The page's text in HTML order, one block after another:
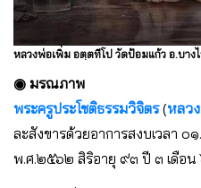
หลวงพ่อเพิ่ม อตฺตทีโป วัดป้อมแก้ว อ.บาง
◉ มรณภาพ
พระครูประโชติธรรมวิจิตร(หลว
ละสังขารด้วยอาการสงบเวลา
พ.ศ.๒๕๖๒ สิริอายุ ๙๓ ปี ๓ เดือ